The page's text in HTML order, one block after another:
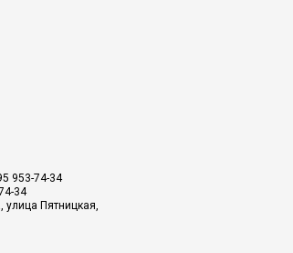
953-74-34
34
улица Пятницкая,